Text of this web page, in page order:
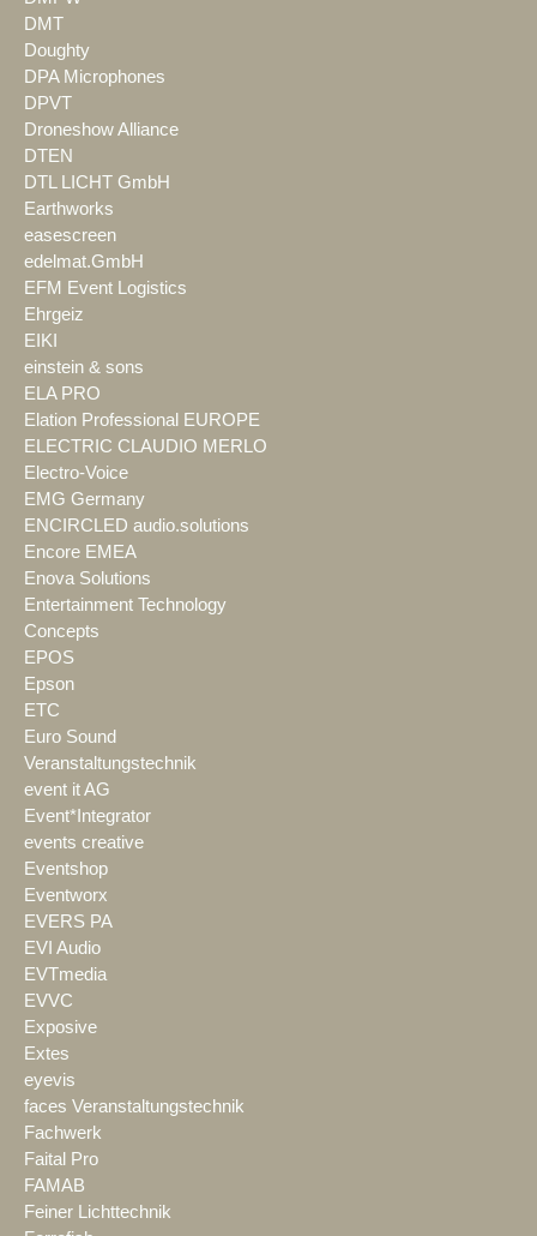
DMT
Doughty
DPA Microphones
DPVT
Droneshow Alliance
DTEN
DTL LICHT GmbH
Earthworks
easescreen
edelmat.GmbH
EFM Event Logistics
Ehrgeiz
EIKI
einstein & sons
ELA PRO
Elation Professional EUROPE
ELECTRIC CLAUDIO MERLO
Electro-Voice
EMG Germany
ENCIRCLED audio.solutions
Encore EMEA
Enova Solutions
Entertainment Technology
Concepts
EPOS
Epson
ETC
Euro Sound
Veranstaltungstechnik
event it AG
Event*Integrator
events creative
Eventshop
Eventworx
EVERS PA
EVI Audio
EVTmedia
EVVC
Exposive
Extes
eyevis
faces Veranstaltungstechnik
Fachwerk
Faital Pro
FAMAB
Feiner Lichttechnik